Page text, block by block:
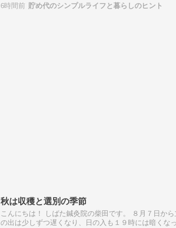
6時間前 貯め代のシンプルライフと暮らしのヒント
秋は収穫と選別の季節
こんにちは！ しばた鍼灸院の柴田です。 ８月７日か
の出は少しずつ遅くなり、日の入も１９時には暗くな